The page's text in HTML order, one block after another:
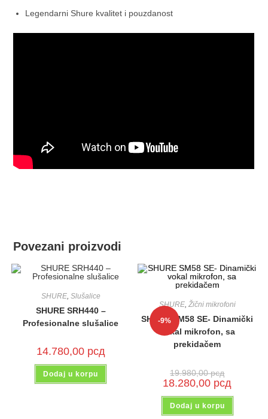
Legendarni Shure kvalitet i pouzdanost
Povezani proizvodi
SHURE, Slušalice
SHURE SRH440 –
Profesionalne slušalice
14.780,00 рсд
Dodaj u korpu
-9%
SHURE, Žični mikrofoni
SHURE SM58 SE- Dinamički
vokal mikrofon, sa
prekidačem
19.980,00рсд
18.280,00 рсд
Dodaj u korpu